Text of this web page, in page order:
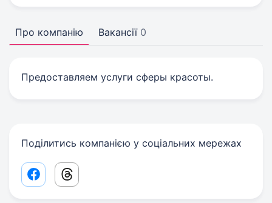
Про компанію Вакансії 0
Предоставляем услуги сферы красоты.
Поділитись компанією у соціальних мережах
Facebook share link
Threads share link